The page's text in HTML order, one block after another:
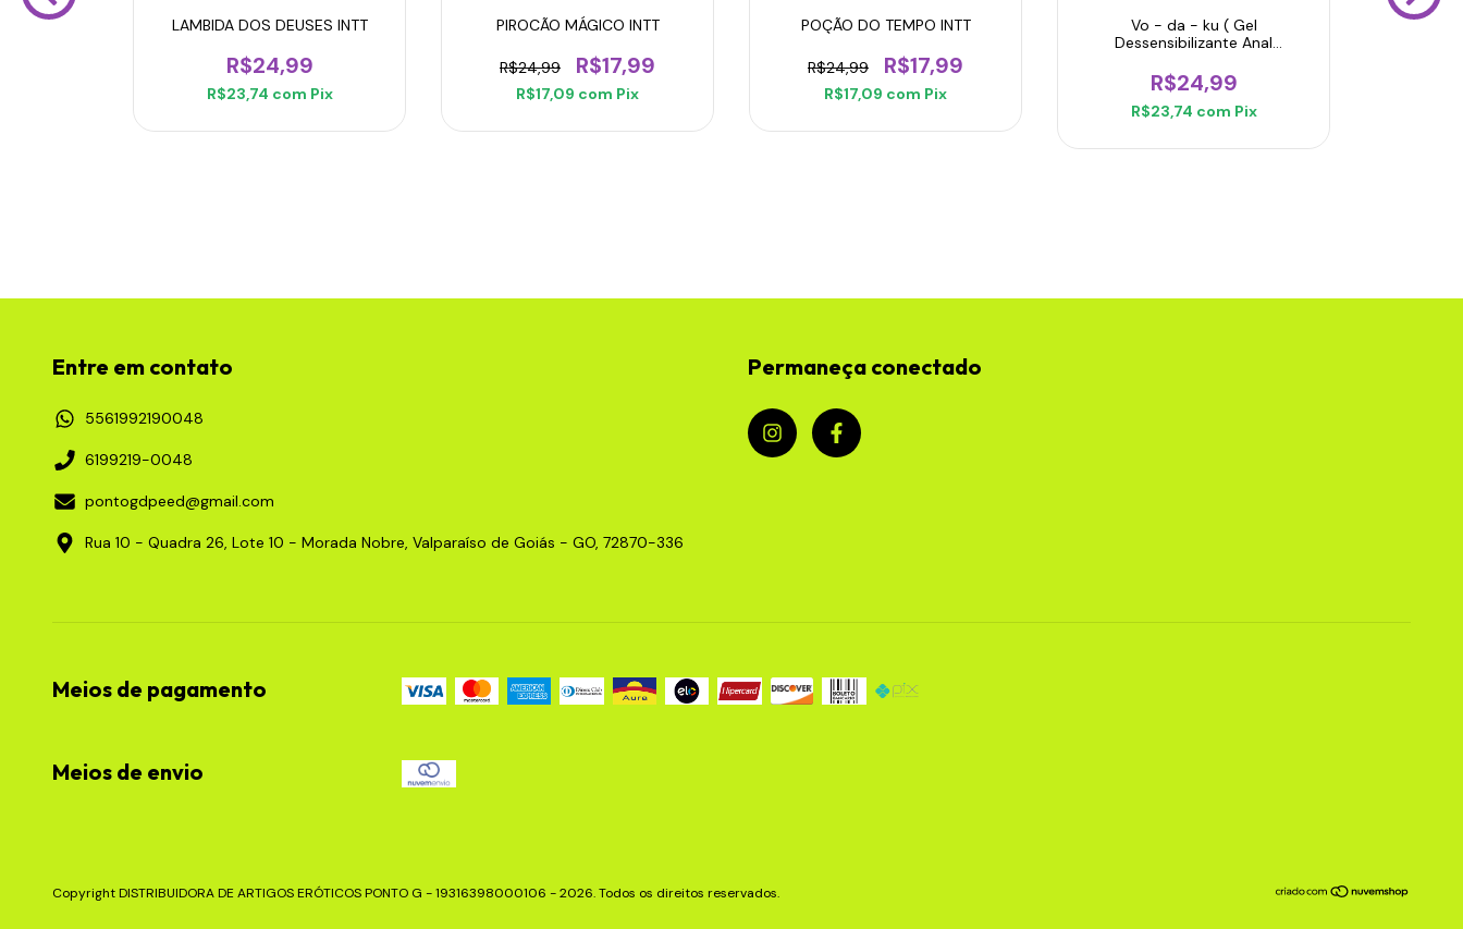
LAMBIDA DOS DEUSES INTT
R$24,99
R$23,74 com Pix
PIROCÃO MÁGICO INTT
R$24,99 R$17,99
R$17,09 com Pix
POÇÃO DO TEMPO INTT
R$24,99 R$17,99
R$17,09 com Pix
Vo - da - ku ( Gel
Dessensibilizante Anal
R$24,99
R$23,74 com Pix
Entre em contato
5561992190048
6199219-0048
pontogdpeed@gmail.com
Rua 10 - Quadra 26, Lote 10 - Morada Nobre, Valparaíso de Goiás - GO, 72870-336
Permaneça conectado
Meios de pagamento
Meios de envio
Copyright DISTRIBUIDORA DE ARTIGOS ERÓTICOS PONTO G - 19316398000106 - 2026. Todos os direitos reservados.